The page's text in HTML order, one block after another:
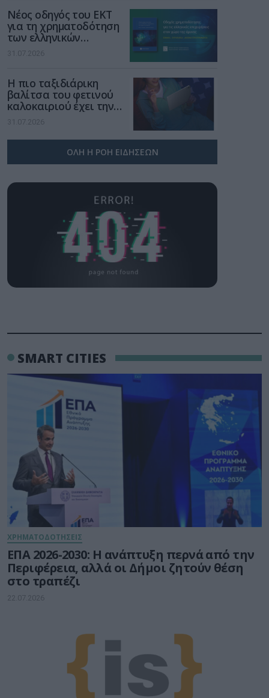
Νέος οδηγός του ΕΚΤ
για τη χρηματοδότηση
των ελληνικών
επιχειρήσεων στον
χώρο της άμυνας
31.07.2026
Η πιο ταξιδιάρικη
βαλίτσα του φετινού
καλοκαιριού έχει την
υπογραφή της Xiaomi
31.07.2026
ΟΛΗ Η ΡΟΗ ΕΙΔΗΣΕΩΝ
SMART CITIES
ΧΡΗΜΑΤΟΔΟΤΗΣΕΙΣ
ΕΠΑ 2026-2030: Η ανάπτυξη περνά από την
Περιφέρεια, αλλά οι Δήμοι ζητούν θέση
στο τραπέζι
22.07.2026